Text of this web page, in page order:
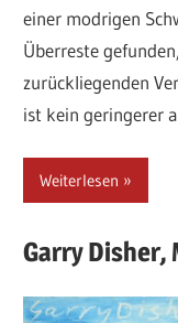
einer modrigen
Überreste
zurückliegenden
ist kein geringerer
Weiterlesen
GarryDisher,